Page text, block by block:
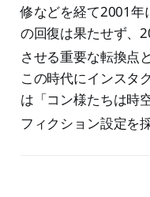
修などを経て2001年
の回復は果たせず、
させる重要な転換点
この時代にインスタ
は「コン様たちは時
フィクション設定を